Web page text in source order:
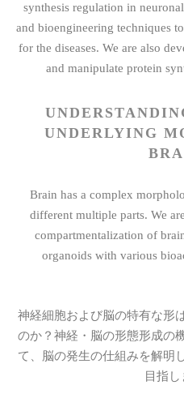
synthesis regulation in
and bioengineering techniques
for the diseases. We are also
and manipulate protein
UNDERLYING
Brain has a complex
different multiple parts. We
compartmentalization of
organoids with various
神経細胞および脳の特有な形
のか？神経・脳の形態形成の
て、脳の発生の仕組みを解明
目指し